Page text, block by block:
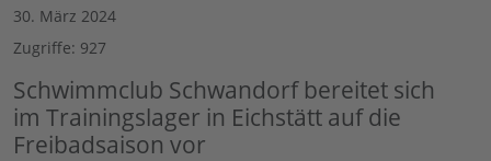
30. März 2024
Zugriffe: 927
Schwimmclub Schwandorf bereitet sich
im Trainingslager in Eichstätt auf die
Freibadsaison vor